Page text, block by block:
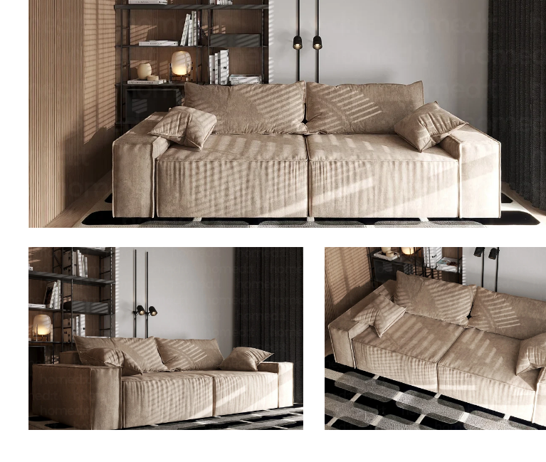
Топперы для диванов
Спальные гарнитуры
Прикроватные тумбы
Туалетные столики
Товары для сна
Подушки